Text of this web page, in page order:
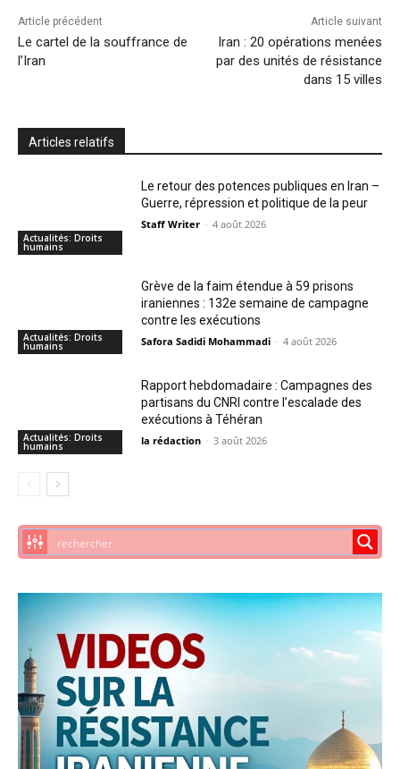
Article précédent
Le cartel de la souffrance de
l’Iran
Article suivant
Iran : 20 opérations menées
par des unités de résistance
dans 15 villes
Articles relatifs
Actualités: Droits
humains
Le retour des potences publiques en Iran –
Guerre, répression et politique de la peur
Staff Writer - 4 août 2026
Actualités: Droits
humains
Grève de la faim étendue à 59 prisons
iraniennes : 132e semaine de campagne
contre les exécutions
Safora Sadidi Mohammadi - 4 août 2026
Actualités: Droits
humains
Rapport hebdomadaire : Campagnes des
partisans du CNRI contre l’escalade des
exécutions à Téhéran
la rédaction - 3 août 2026